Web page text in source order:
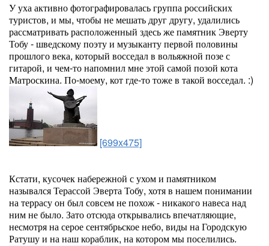
У уха активно фотографировалась группа российских
туристов, и мы, чтобы не мешать друг другу, удалились
рассматривать расположенный здесь же памятник Эверту
Тобу - шведскому поэту и музыканту первой половины
прошлого века, который восседал в вольяжной позе с
гитарой, и чем-то напомнил мне этой самой позой кота
Матроскина. По-моему, кот где-то тоже в такой восседал. :)
[699x475]
Кстати, кусочек набережной с ухом и памятником
назывался Терассой Эверта Тобу, хотя в нашем понимании
на террасу он был совсем не похож - никакого навеса над
ним не было. Зато отсюда открывались впечатляющие,
несмотря на серое сентябрьское небо, виды на Городскую
Ратушу и на наш кораблик, на котором мы поселились.